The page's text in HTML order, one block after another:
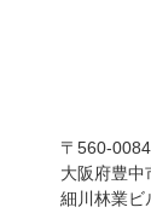
〒560-0084
大阪府豊中
細川林業ビ